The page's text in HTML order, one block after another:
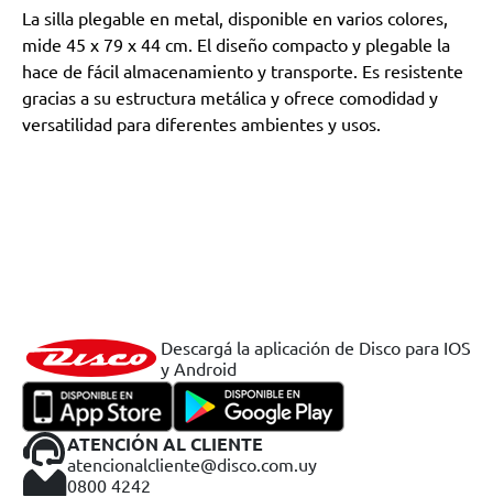
La silla plegable en metal, disponible en varios colores,
mide 45 x 79 x 44 cm. El diseño compacto y plegable la
hace de fácil almacenamiento y transporte. Es resistente
gracias a su estructura metálica y ofrece comodidad y
versatilidad para diferentes ambientes y usos.
Descargá la aplicación de Disco para IOS
y Android
ATENCIÓN AL CLIENTE
atencionalcliente@disco.com.uy
0800 4242